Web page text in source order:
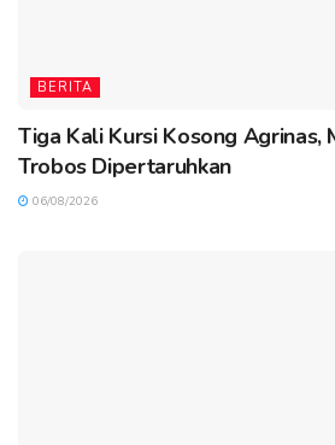
BERITA
Tiga Kali Kursi Kosong Agrinas,
Trobos Dipertaruhkan
06/08/2026